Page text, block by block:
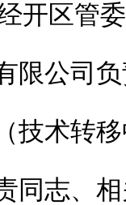
开区管
限公司
技术转
同志、